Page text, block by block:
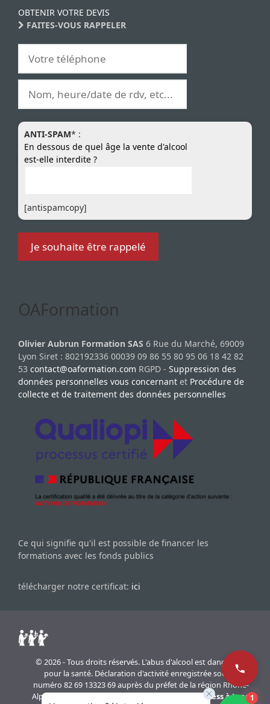
OBTENIR VOTRE DEVIS
FAITES-VOUS RAPPELER
ANTI-SPAM* :
En dessous de quel âge la vente d'alcool
est-elle interdite ?
[antispamcopy]
OAFormation
Olivier Aubrun Formation SAS 6 Rue du Marché, 69009
Lyon Siret : 802192336 00039 09 86 55 80 95 06 18 42 82
53 contact@oaformation.com RGPD - Suppression des
données personnelles vous concernant et Procédure de
collecte et de traitement des données personnelles
Ce qui signifie qu'il est possible de financer les
formations avec les fonds publics
télécharger notre certificat: ici
© 2026 - Tous droits réservés. L'abus d'alcool est dangereux
pour la santé. Déclaration d'activité enregistrée sous le
numéro 82 69 13323 69 auprès du préfet de la région Rhône-
Alpes. Réalisation du site internetagence WordPress à Lyon1